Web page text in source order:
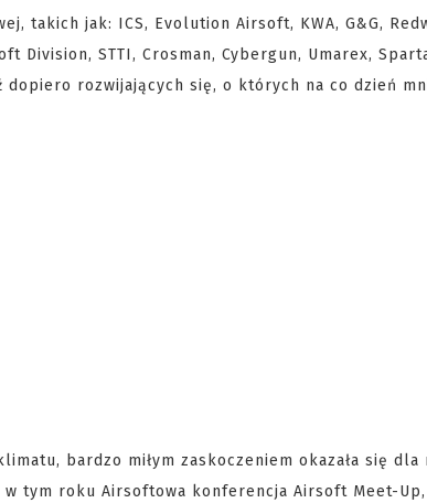
takich jak: ICS, Evolution Airsoft, KWA, G&G,
Division, STTI, Crosman, Cybergun, Umarex,
dopiero rozwijających się, o których na co dzień
bardzo miłym zaskoczeniem okazała się dla
w tym roku Airsoftowa konferencja Airsoft Meet-Up,